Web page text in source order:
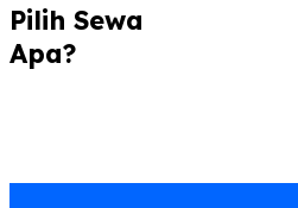
Pilih Sewa
Apa?